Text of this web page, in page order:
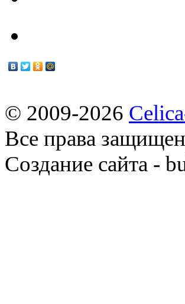
© 2009-2026
Все права
Cоздание сайта -